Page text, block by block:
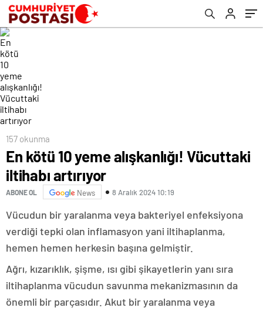
157 okunma
En kötü 10 yeme alışkanlığı! Vücuttaki
iltihabı artırıyor
ABONE OL News 8 Aralık 2024 10:19
Vücudun bir yaralanma veya bakteriyel enfeksiyona
verdiği tepki olan inflamasyon yani iltihaplanma,
hemen hemen herkesin başına gelmiştir.
Ağrı, kızarıklık, şişme, ısı gibi şikayetlerin yanı sıra
iltihaplanma vücudun savunma mekanizmasının da
önemli bir parçasıdır. Akut bir yaralanma veya